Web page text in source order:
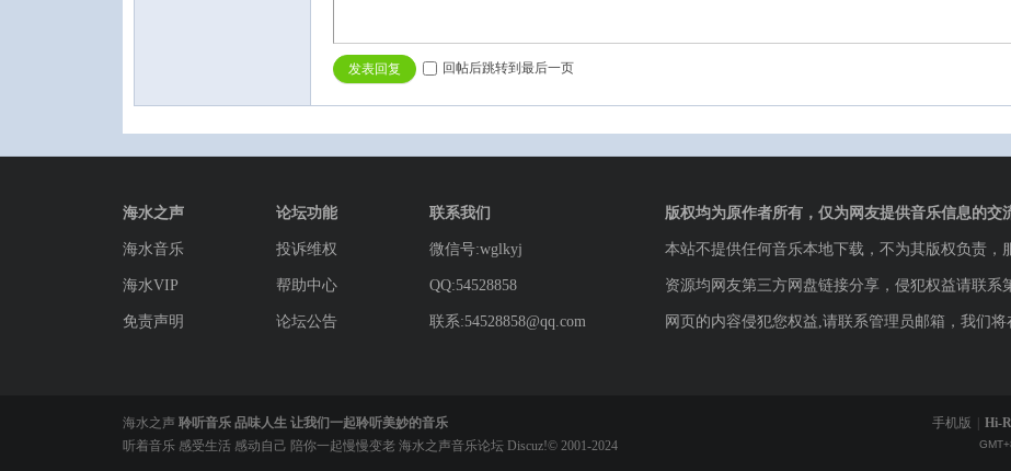
发表回复 回帖后跳转到最后一页
海水之声
海水音乐
海水VIP
免责声明
论坛功能
投诉维权
帮助中心
论坛公告
联系我们
微信号:wglkyj
QQ:54528858
联系:54528858@qq.com
版权均为原作者所有，仅为网友提供音乐信息的交
本站不提供任何音乐本地下载，不为其版权负责，
资源均网友第三方网盘链接分享，侵犯权益请联系
网页的内容侵犯您权益,请联系管理员邮箱，我们
手机版 Hi-
海水之声 聆听音乐 品味人生 让我们一起聆听美妙的音乐
听着音乐 感受生活 感动自己 陪你一起慢慢变老 海水之声音乐论坛 Discuz!© 2001-2024